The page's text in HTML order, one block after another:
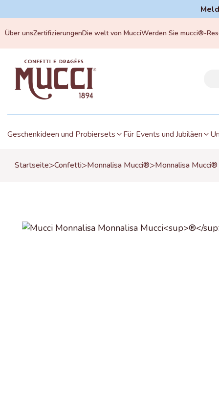
Über unsZertifizierungenDie welt von MucciWerden Sie mucci®-
Geschenkideen und Probiersets Für Events und Jubiläen
Startseite>Confetti>Monnalisa Mucci®>Monnalisa